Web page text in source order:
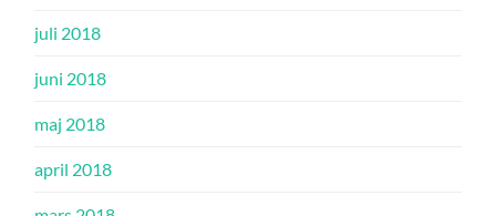
juli 2018
juni 2018
maj 2018
april 2018